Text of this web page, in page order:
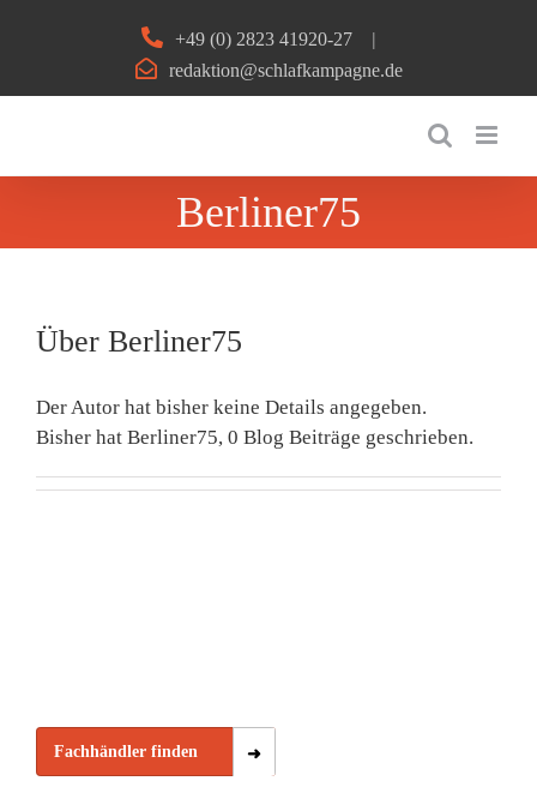
+49 (0) 2823 41920-27
|
redaktion@schlafkampagne.de
Berliner75
Über Berliner75
Der Autor hat bisher keine Details angegeben.
Bisher hat Berliner75, 0 Blog Beiträge geschrieben.
Fachhändler finden